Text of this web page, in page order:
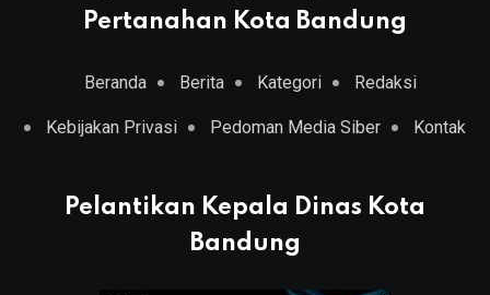
Pertanahan Kota Bandung
Beranda Berita Kategori Redaksi
Kebijakan Privasi Pedoman Media Siber Kontak
Pelantikan Kepala Dinas Kota
Bandung